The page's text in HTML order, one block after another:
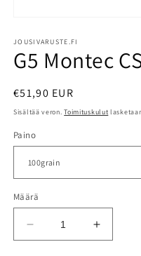
1
modaalisessa
ikkunassa
JOUSIVARUSTE.FI
G5 Montec
Normaalihinta
€51,90 EUR
Sisältää veron.Toimituskulut
Paino
Määrä
Vähennä
tuotteen
Lisää
tuotteen